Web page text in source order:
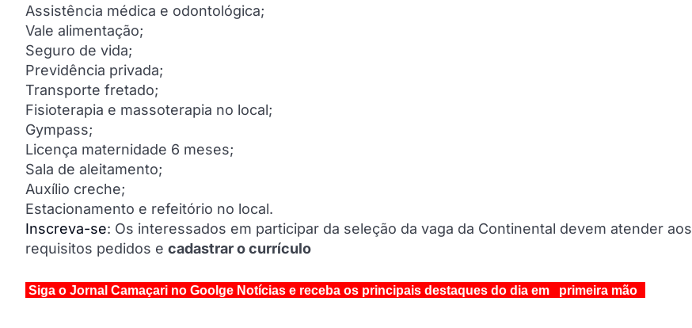
Assistência médica e odontológica;
Vale alimentação;
Seguro de vida;
Previdência privada;
Transporte fretado;
Fisioterapia e massoterapia no local;
Gympass;
Licença maternidade 6 meses;
Sala de aleitamento;
Auxílio creche;
Estacionamento e refeitório no local.
Inscreva-se: Os interessados em participar da seleção da vaga da Continental devem atender aos
requisitos pedidos e cadastrar o currículo
Siga o Jornal Camaçari no Goolge Notícias e receba os principais destaques do dia em primeira mão